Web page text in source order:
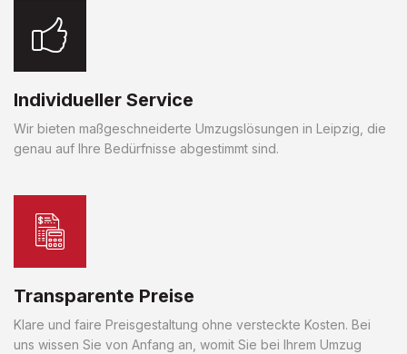
Individueller Service
Wir bieten maßgeschneiderte Umzugslösungen in Leipzig, die
genau auf Ihre Bedürfnisse abgestimmt sind.
Transparente Preise
Klare und faire Preisgestaltung ohne versteckte Kosten. Bei
uns wissen Sie von Anfang an, womit Sie bei Ihrem Umzug